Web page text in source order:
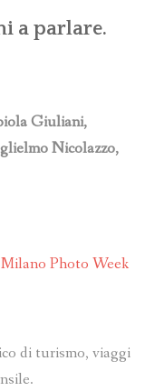
a parlare.
Giuliani,
Nicolazzo,
Photo Week
di turismo, viaggi